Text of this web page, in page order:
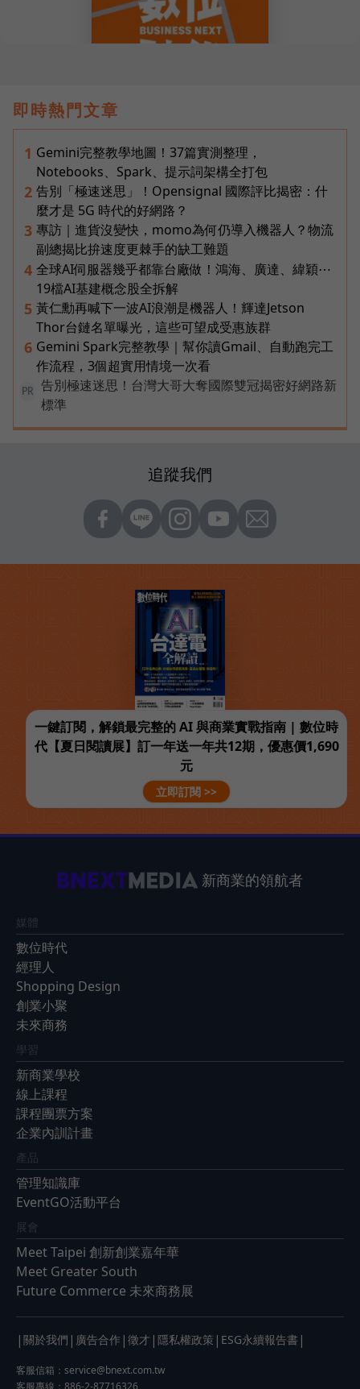
即時熱門文章
1 Gemini完整教學地圖！37篇實測整理，
Notebooks、Spark、提示詞架構全打包
2 告別「極速迷思」！Opensignal 國際評比揭密：什
麼才是 5G 時代的好網路？
3 專訪｜進貨沒變快，momo為何仍導入機器人？物流
副總揭比拚速度更棘手的缺工難題
4 全球AI伺服器幾乎都靠台廠做！鴻海、廣達、緯穎⋯
19檔AI基建概念股全拆解
5 黃仁勳再喊下一波AI浪潮是機器人！輝達Jetson
Thor台鏈名單曝光，這些可望成受惠族群
6 Gemini Spark完整教學｜幫你讀Gmail、自動跑完工
作流程，3個超實用情境一次看
PR
告別極速迷思！台灣大哥大奪國際雙冠揭密好網路新
標準
追蹤我們
一鍵訂閱，解鎖最完整的 AI 與商業實戰指南 | 數位時
代【夏日閱讀展】訂一年送一年共12期，優惠價1,690
元
立即訂閱 >>
新商業的領航者
媒體
數位時代
經理人
Shopping Design
創業小聚
未來商務
學習
新商業學校
線上課程
課程團票方案
企業內訓計畫
產品
管理知識庫
EventGO活動平台
展會
Meet Taipei 創新創業嘉年華
Meet Greater South
Future Commerce 未來商務展
| 關於我們 | 廣告合作 | 徵才 | 隱私權政策 | ESG永續報告書 |
客服信箱： service@bnext.com.tw